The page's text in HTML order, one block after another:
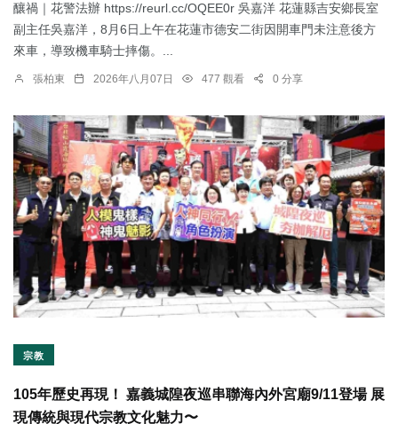
釀禍｜花警法辦 https://reurl.cc/OQEE0r 吳嘉洋 花蓮縣吉安鄉長室
副主任吳嘉洋，8月6日上午在花蓮市德安二街因開車門未注意後方
來車，導致機車騎士摔傷。...
張柏東 2026年八月07日 477 觀看 0 分享
宗教
105年歷史再現！ 嘉義城隍夜巡串聯海內外宮廟9/11登場 展
現傳統與現代宗教文化魅力〜